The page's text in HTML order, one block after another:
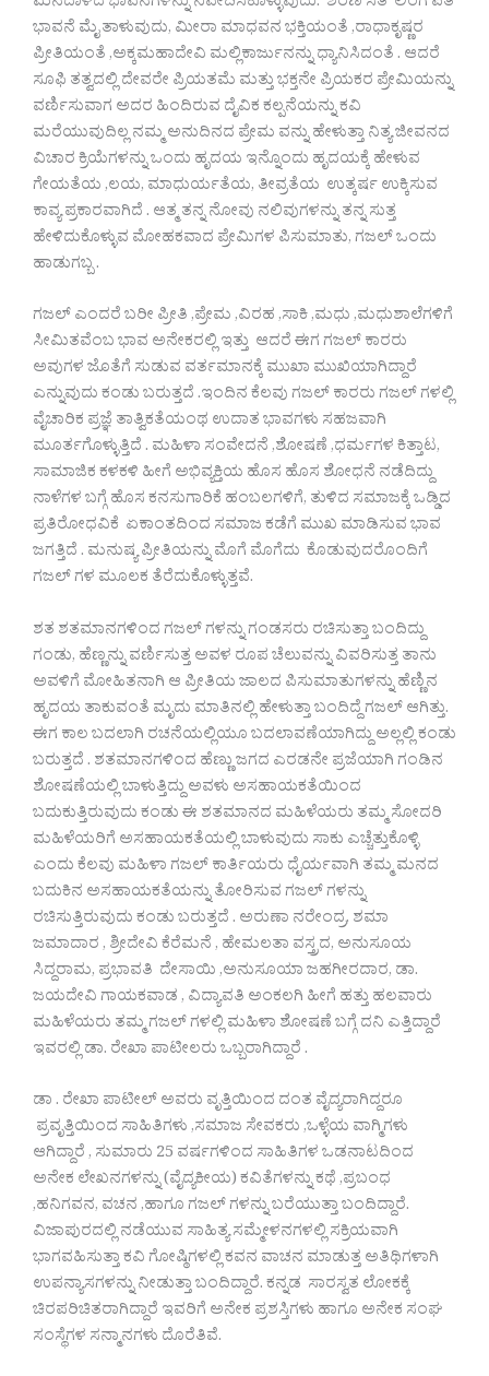
ಭಾವನೆ ಮೈ ತಾಳುವುದು, ಮೀರಾ ಮಾಧವನ ಭಕ್ತಿಯಂತೆ ,ರಾಧಾಕೃಷ್ಣರ
ಪ್ರೀತಿಯಂತೆ ,ಅಕ್ಕಮಹಾದೇವಿ ಮಲ್ಲಿಕಾರ್ಜುನನ್ನು ಧ್ಯಾನಿಸಿದಂತೆ . ಆದರೆ
ಸೂಫಿ ತತ್ವದಲ್ಲಿ ದೇವರೇ ಪ್ರಿಯತಮೆ ಮತ್ತು ಭಕ್ತನೇ ಪ್ರಿಯಕರ ಪ್ರೇಮಿಯನ್ನು
ವರ್ಣಿಸುವಾಗ ಅದರ ಹಿಂದಿರುವ ದೈವಿಕ ಕಲ್ಪನೆಯನ್ನು ಕವಿ
ಮರೆಯುವುದಿಲ್ಲ ನಮ್ಮ ಅನುದಿನದ ಪ್ರೇಮ ವನ್ನು ಹೇಳುತ್ತಾ ನಿತ್ಯ ಜೀವನದ
ವಿಚಾರ ಕ್ರಿಯೆಗಳನ್ನು ಒಂದು ಹೃದಯ ಇನ್ನೊಂದು ಹೃದಯಕ್ಕೆ ಹೇಳುವ
ಗೇಯತೆಯ ,ಲಯ, ಮಾಧುರ್ಯತೆಯ, ತೀವ್ರತೆಯ ಉತ್ಕರ್ಷ ಉಕ್ಕಿಸುವ
ಕಾವ್ಯ ಪ್ರಕಾರವಾಗಿದೆ . ಆತ್ಮ ತನ್ನ ನೋವು ನಲಿವುಗಳನ್ನು ತನ್ನ ಸುತ್ತ
ಹೇಳಿದುಕೊಳ್ಳುವ ಮೋಹಕವಾದ ಪ್ರೇಮಿಗಳ ಪಿಸುಮಾತು, ಗಜಲ್ ಒಂದು
ಹಾಡುಗಬ್ಬ .
ಗಜಲ್ ಎಂದರೆ ಬರೀ ಪ್ರೀತಿ ,ಪ್ರೇಮ ,ವಿರಹ ,ಸಾಕಿ ,ಮಧು ,ಮಧುಶಾಲೆಗಳಿಗೆ
ಸೀಮಿತವೆಂಬ ಭಾವ ಅನೇಕರಲ್ಲಿ ಇತ್ತು ಆದರೆ ಈಗ ಗಜಲ್ ಕಾರರು
ಅವುಗಳ ಜೊತೆಗೆ ಸುಡುವ ವರ್ತಮಾನಕ್ಕೆ ಮುಖಾ ಮುಖಿಯಾಗಿದ್ದಾರೆ
ಎನ್ನುವುದು ಕಂಡು ಬರುತ್ತದೆ .ಇಂದಿನ ಕೆಲವು ಗಜಲ್ ಕಾರರು ಗಜಲ್ ಗಳಲ್ಲಿ
ವೈಚಾರಿಕ ಪ್ರಜ್ಞೆ ತಾತ್ವಿಕತೆಯಂಥ ಉದಾತ ಭಾವಗಳು ಸಹಜವಾಗಿ
ಮೂರ್ತಗೊಳ್ಳುತ್ತಿದೆ . ಮಹಿಳಾ ಸಂವೇದನೆ ,ಶೋಷಣೆ ,ಧರ್ಮಗಳ ಕಿತ್ತಾಟ,
ಸಾಮಾಜಿಕ ಕಳಕಳಿ ಹೀಗೆ ಅಭಿವ್ಯಕ್ತಿಯ ಹೊಸ ಹೊಸ ಶೋಧನೆ ನಡೆದಿದ್ದು
ನಾಳೆಗಳ ಬಗ್ಗೆ ಹೊಸ ಕನಸುಗಾರಿಕೆ ಹಂಬಲಗಳಿಗೆ, ತುಳಿದ ಸಮಾಜಕ್ಕೆ ಒಡ್ಡಿದ
ಪ್ರತಿರೋಧವಿಕೆ ಏಕಾಂತದಿಂದ ಸಮಾಜ ಕಡೆಗೆ ಮುಖ ಮಾಡಿಸುವ ಭಾವ
ಜಗತ್ತಿದೆ . ಮನುಷ್ಯ ಪ್ರೀತಿಯನ್ನು ಮೊಗೆ ಮೊಗೆದು ಕೊಡುವುದರೊಂದಿಗೆ
ಗಜಲ್ ಗಳ ಮೂಲಕ ತೆರೆದುಕೊಳ್ಳುತ್ತವೆ.
ಶತ ಶತಮಾನಗಳಿಂದ ಗಜಲ್ ಗಳನ್ನು ಗಂಡಸರು ರಚಿಸುತ್ತಾ ಬಂದಿದ್ದು
ಗಂಡು, ಹೆಣ್ಣನ್ನು ವರ್ಣಿಸುತ್ತ ಅವಳ ರೂಪ ಚೆಲುವನ್ನು ವಿವರಿಸುತ್ತ ತಾನು
ಅವಳಿಗೆ ಮೋಹಿತನಾಗಿ ಆ ಪ್ರೀತಿಯ ಜಾಲದ ಪಿಸುಮಾತುಗಳನ್ನು ಹೆಣ್ಣಿನ
ಹೃದಯ ತಾಕುವಂತೆ ಮೃದು ಮಾತಿನಲ್ಲಿ ಹೇಳುತ್ತಾ ಬಂದಿದ್ದೆ ಗಜಲ್ ಆಗಿತ್ತು.
ಈಗ ಕಾಲ ಬದಲಾಗಿ ರಚನೆಯಲ್ಲಿಯೂ ಬದಲಾವಣೆಯಾಗಿದ್ದು ಅಲ್ಲಲ್ಲಿ ಕಂಡು
ಬರುತ್ತದೆ . ಶತಮಾನಗಳಿಂದ ಹೆಣ್ಣು ಜಗದ ಎರಡನೇ ಪ್ರಜೆಯಾಗಿ ಗಂಡಿನ
ಶೋಷಣೆಯಲ್ಲಿ ಬಾಳುತ್ತಿದ್ದು ಅವಳು ಅಸಹಾಯಕತೆಯಿಂದ
ಬದುಕುತ್ತಿರುವುದು ಕಂಡು ಈ ಶತಮಾನದ ಮಹಿಳೆಯರು ತಮ್ಮ ಸೋದರಿ
ಮಹಿಳೆಯರಿಗೆ ಅಸಹಾಯಕತೆಯಲ್ಲಿ ಬಾಳುವುದು ಸಾಕು ಎಚ್ಚೆತ್ತುಕೊಳ್ಳಿ
ಎಂದು ಕೆಲವು ಮಹಿಳಾ ಗಜಲ್ ಕಾರ್ತಿಯರು ಧೈರ್ಯವಾಗಿ ತಮ್ಮ ಮನದ
ಬದುಕಿನ ಅಸಹಾಯಕತೆಯನ್ನು ತೋರಿಸುವ ಗಜಲ್ ಗಳನ್ನು
ರಚಿಸುತ್ತಿರುವುದು ಕಂಡು ಬರುತ್ತದೆ . ಅರುಣಾ ನರೇಂದ್ರ, ಶಮಾ
ಜಮಾದಾರ , ಶ್ರೀದೇವಿ ಕೆರೆಮನೆ , ಹೇಮಲತಾ ವಸ್ತ್ರದ, ಅನುಸೂಯ
ಸಿದ್ದರಾಮ, ಪ್ರಭಾವತಿ ದೇಸಾಯಿ ,ಅನುಸೂಯಾ ಜಹಗೀರದಾರ, ಡಾ.
ಜಯದೇವಿ ಗಾಯಕವಾಡ , ವಿದ್ಯಾವತಿ ಅಂಕಲಗಿ ಹೀಗೆ ಹತ್ತು ಹಲವಾರು
ಮಹಿಳೆಯರು ತಮ್ಮ ಗಜಲ್ ಗಳಲ್ಲಿ ಮಹಿಳಾ ಶೋಷಣೆ ಬಗ್ಗೆ ದನಿ ಎತ್ತಿದ್ದಾರೆ
ಇವರಲ್ಲಿ ಡಾ. ರೇಖಾ ಪಾಟೀಲರು ಒಬ್ಬರಾಗಿದ್ದಾರೆ .
ಡಾ . ರೇಖಾ ಪಾಟೀಲ್ ಅವರು ವೃತ್ತಿಯಿಂದ ದಂತ ವೈದ್ಯರಾಗಿದ್ದರೂ
ಪ್ರವೃತ್ತಿಯಿಂದ ಸಾಹಿತಿಗಳು ,ಸಮಾಜ ಸೇವಕರು ,ಒಳ್ಳೆಯ ವಾಗ್ಮಿಗಳು
ಆಗಿದ್ದಾರೆ , ಸುಮಾರು 25 ವರ್ಷಗಳಿಂದ ಸಾಹಿತಿಗಳ ಒಡನಾಟದಿಂದ
ಅನೇಕ ಲೇಖನಗಳನ್ನು (ವೈದ್ಯಕೀಯ) ಕವಿತೆಗಳನ್ನು ಕಥೆ ,ಪ್ರಬಂಧ
,ಹನಿಗವನ, ವಚನ ,ಹಾಗೂ ಗಜಲ್ ಗಳನ್ನು ಬರೆಯುತ್ತಾ ಬಂದಿದ್ದಾರೆ.
ವಿಜಾಪುರದಲ್ಲಿ ನಡೆಯುವ ಸಾಹಿತ್ಯ ಸಮ್ಮೇಳನಗಳಲ್ಲಿ ಸಕ್ರಿಯವಾಗಿ
ಭಾಗವಹಿಸುತ್ತಾ ಕವಿ ಗೋಷ್ಠಿಗಳಲ್ಲಿ ಕವನ ವಾಚನ ಮಾಡುತ್ತ ಅತಿಥಿಗಳಾಗಿ
ಉಪನ್ಯಾಸಗಳನ್ನು ನೀಡುತ್ತಾ ಬಂದಿದ್ದಾರೆ. ಕನ್ನಡ ಸಾರಸ್ವತ ಲೋಕಕ್ಕೆ
ಚಿರಪರಿಚಿತರಾಗಿದ್ದಾರೆ ಇವರಿಗೆ ಅನೇಕ ಪ್ರಶಸ್ತಿಗಳು ಹಾಗೂ ಅನೇಕ ಸಂಘ
ಸಂಸ್ಥೆಗಳ ಸನ್ಮಾನಗಳು ದೊರೆತಿವೆ.